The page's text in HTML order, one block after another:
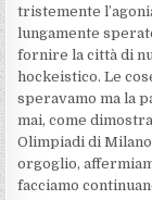
tristemente
lungamente
fornire la città di
hockeistico. Le
speravamo ma la
mai, come
Olimpiadi di
orgoglio,
facciamo